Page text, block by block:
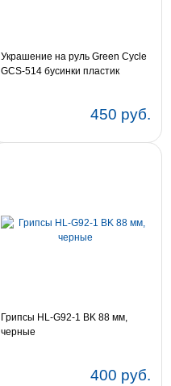
Украшение на руль Green Cycle
GCS-514 бусинки пластик
450 руб.
Грипсы HL-G92-1 BK 88 мм,
черные
400 руб.